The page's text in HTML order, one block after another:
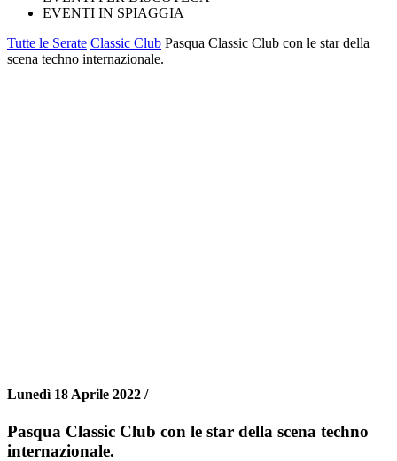
EVENTI IN SPIAGGIA
Tutte le Serate Classic Club Pasqua Classic Club con le star della
scena techno internazionale.
Lunedì 18 Aprile 2022 /
Pasqua Classic Club con le star della scena techno
internazionale.